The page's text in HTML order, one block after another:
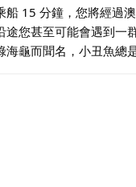
船 15 分鐘，您將經過
途您甚至可能會遇到一
海龜而聞名，小丑魚總